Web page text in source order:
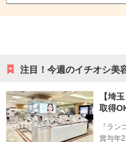
注目！今週のイチオシ美
【埼
取得
『ラ
賞与年2